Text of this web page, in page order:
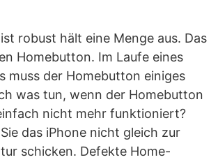
robust hält eine Menge aus. Das
Homebutton. Im Laufe eines
muss der Homebutton einiges
was tun, wenn der Homebutton
nicht mehr funktioniert?
das iPhone nicht gleich zur
schicken. Defekte Home-